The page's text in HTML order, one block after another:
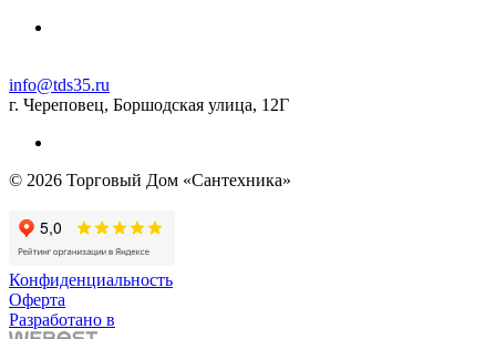
info@tds35.ru
г. Череповец, Боршодская улица, 12Г
© 2026 Торговый Дом «Сантехника»
Конфиденциальность
Оферта
Разработано в